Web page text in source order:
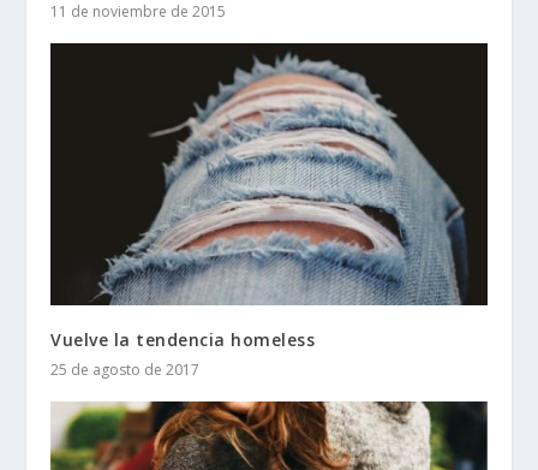
11 de noviembre de 2015
Vuelve la tendencia homeless
25 de agosto de 2017